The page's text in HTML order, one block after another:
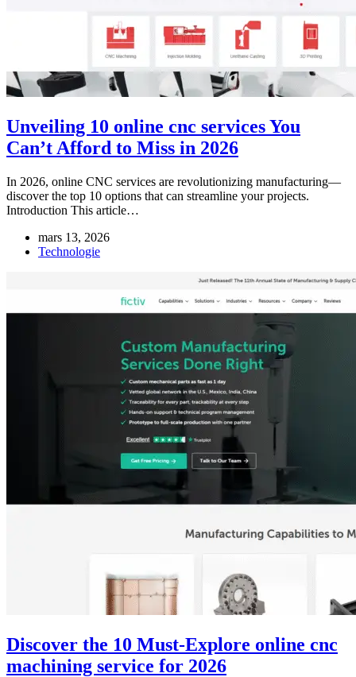
Unveiling 10 online cnc services You
Can’t Afford to Miss in 2026
In 2026, online CNC services are revolutionizing manufacturing—
discover the top 10 options that can streamline your projects.
Introduction This article…
mars 13, 2026
Technologie
Discover the 10 Must-Explore online cnc
machining service for 2026